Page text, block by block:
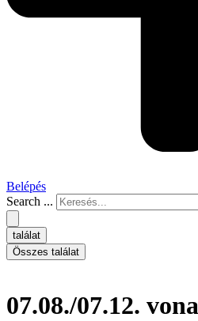
Belépés
Search ...
találat
Összes találat
07.08./07.12.